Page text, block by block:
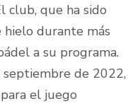
club, que ha sido
hielo durante más
a su programa.
septiembre de 2022,
el juego